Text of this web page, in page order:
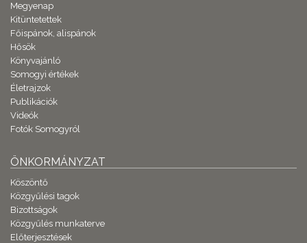
Megyenap
Kitüntetettek
Főispánok, alispánok
Hősök
Könyvajánló
Somogyi értékek
Életrajzok
Publikációk
Videók
Fotók Somogyról
ÖNKORMÁNYZAT
Köszöntő
Közgyűlési tagok
Bizottságok
Közgyűlés munkaterve
Előterjesztések